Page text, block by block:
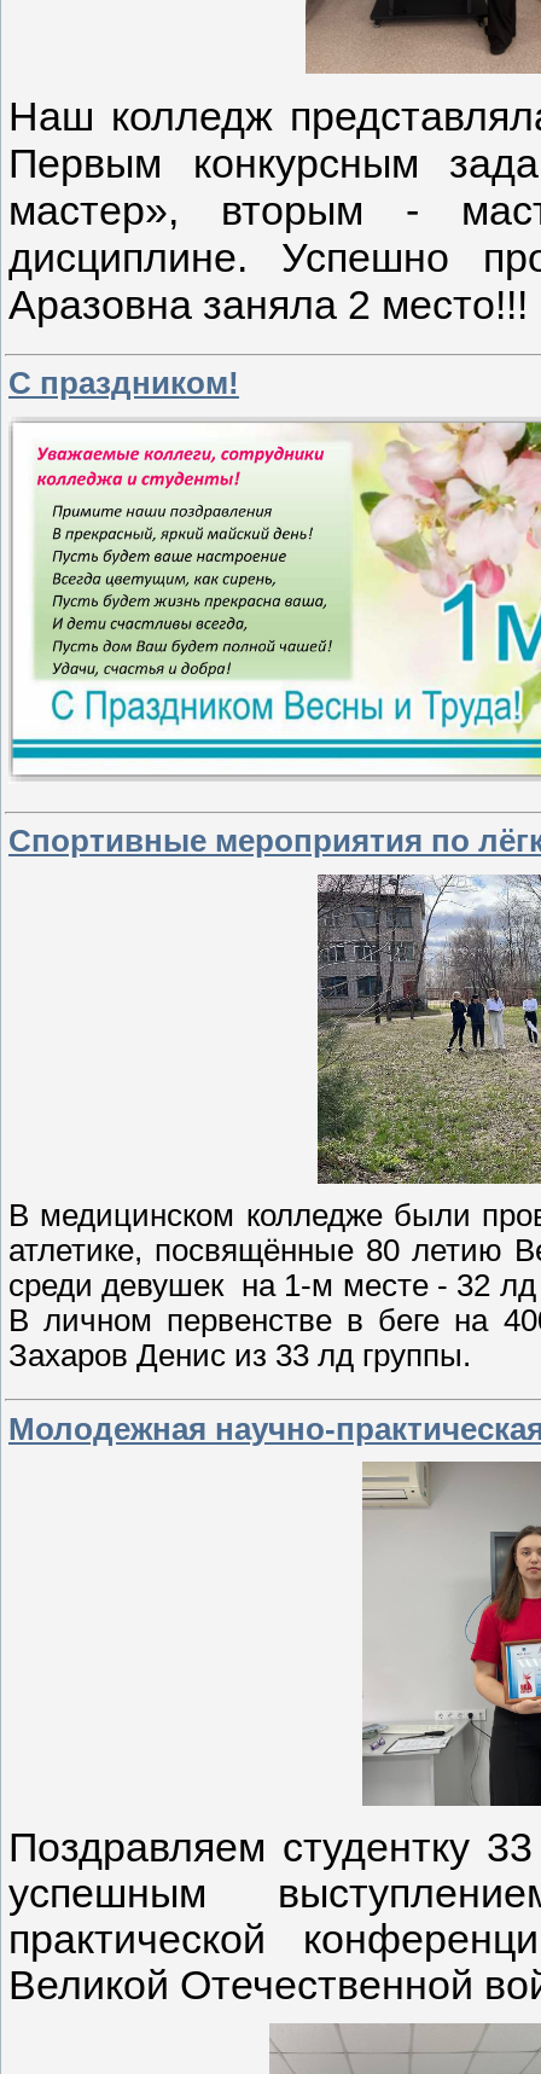
Наш колледж
Первым конкурсным
мастер», вторым -
дисциплине. Успешно
Аразовна заняла 2
С праздником!
Спортивные мероприятия по
В медицинском колледже были
атлетике, посвящённые 80 летию
среди девушек на 1-м месте - 32
В личном первенстве в беге на
Захаров Денис из 33 лд группы.
Молодежная научно-
Поздравляем студентку
успешным
практической
Великой Отечественной